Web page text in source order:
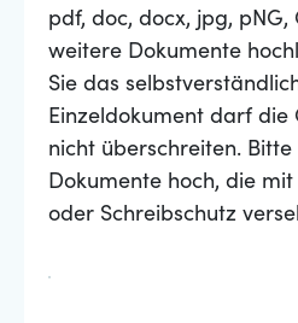
pdf, doc, docx, jpg, pNG,
weitere Dokumente
Sie das
Einzeldokument darf die
nicht überschreiten. Bitte
Dokumente hoch, die
oder Schreibschutz